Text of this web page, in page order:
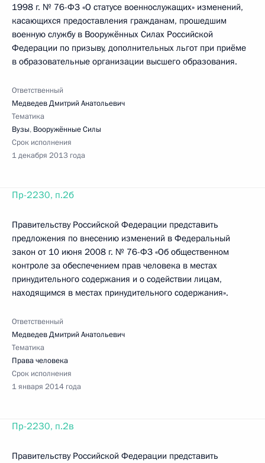
1998 г. № 76-ФЗ «О статусе военнослужащих» изменений,
касающихся предоставления гражданам, прошедшим
военную службу в Вооружённых Силах Российской
Федерации по призыву, дополнительных льгот при приёме
в образовательные организации высшего образования.
Ответственный
Медведев Дмитрий Анатольевич
Тематика
Вузы, Вооружённые Силы
Срок исполнения
1 декабря 2013 года
Пр-2230, п.2б
Правительству Российской Федерации представить
предложения по внесению изменений в Федеральный
закон от 10 июня 2008 г. № 76-ФЗ «Об общественном
контроле за обеспечением прав человека в местах
принудительного содержания и о содействии лицам,
находящимся в местах принудительного содержания».
Ответственный
Медведев Дмитрий Анатольевич
Тематика
Права человека
Срок исполнения
1 января 2014 года
Пр-2230, п.2в
Правительству Российской Федерации представить